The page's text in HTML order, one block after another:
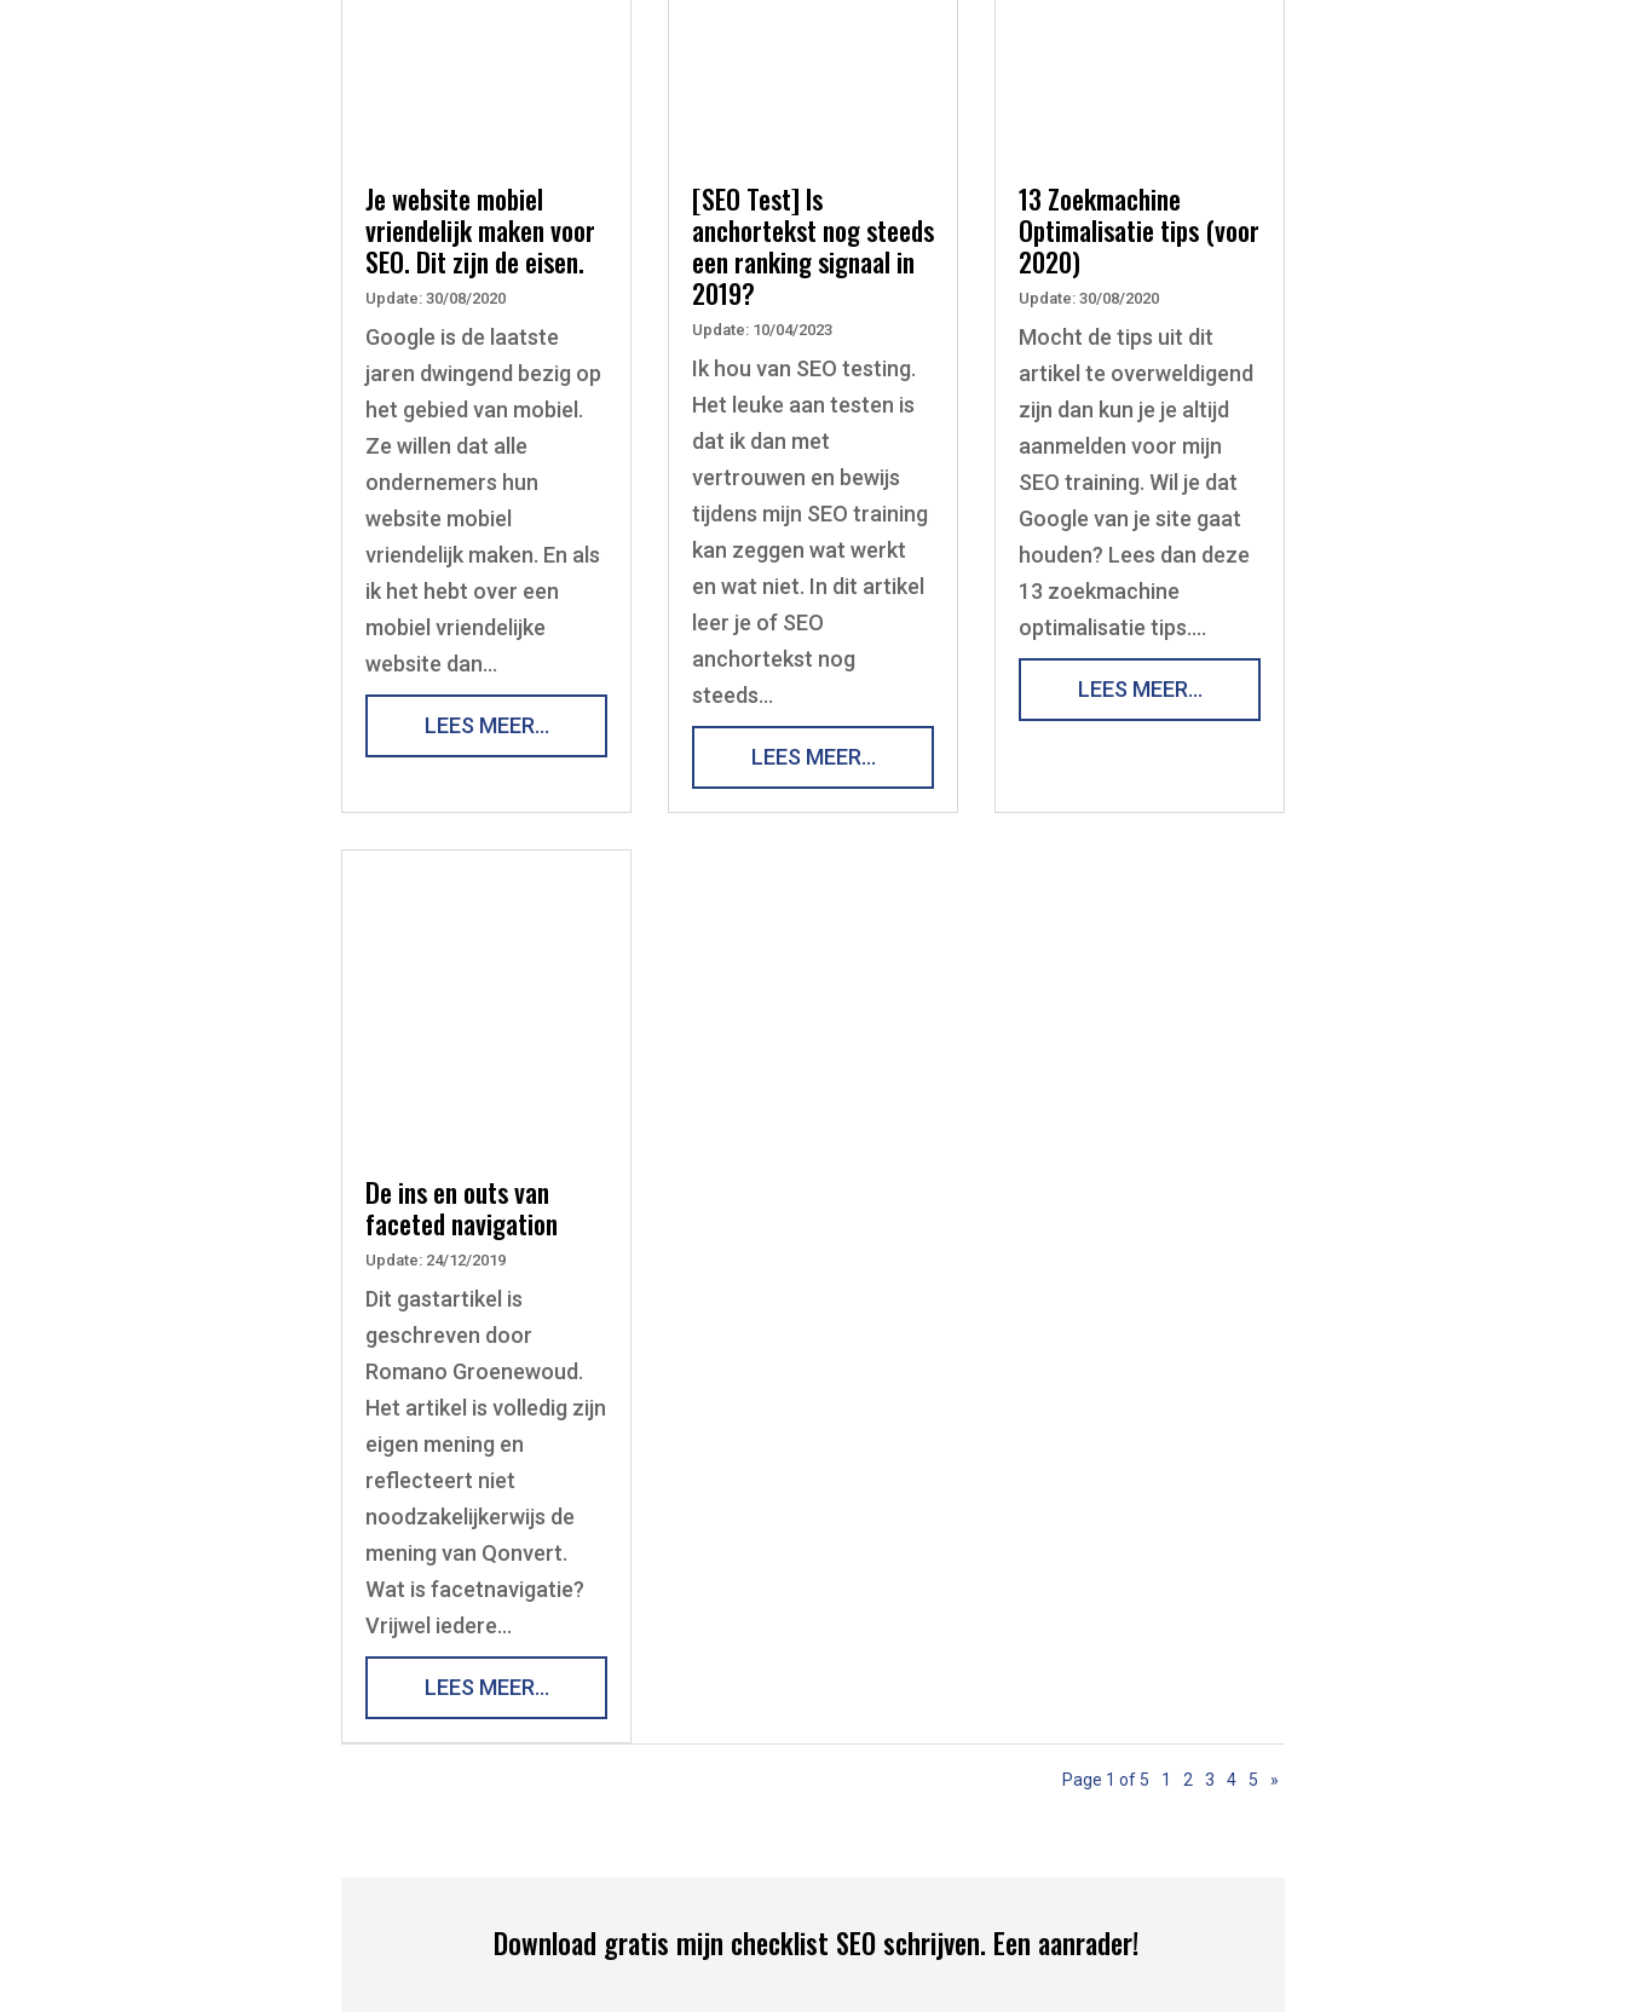
Je website mobiel
vriendelijk maken voor
SEO. Dit zijn de eisen.
Update: 30/08/2020
Google is de laatste
jaren dwingend bezig op
het gebied van mobiel.
Ze willen dat alle
ondernemers hun
website mobiel
vriendelijk maken. En als
ik het hebt over een
mobiel vriendelijke
website dan…
LEES MEER…
[SEO Test] Is
anchortekst nog steeds
een ranking signaal in
2019?
Update: 10/04/2023
Ik hou van SEO testing.
Het leuke aan testen is
dat ik dan met
vertrouwen en bewijs
tijdens mijn SEO training
kan zeggen wat werkt
en wat niet. In dit artikel
leer je of SEO
anchortekst nog
steeds…
LEES MEER…
13 Zoekmachine
Optimalisatie tips (voor
2020)
Update: 30/08/2020
Mocht de tips uit dit
artikel te overweldigend
zijn dan kun je je altijd
aanmelden voor mijn
SEO training. Wil je dat
Google van je site gaat
houden? Lees dan deze
13 zoekmachine
optimalisatie tips….
LEES MEER…
De ins en outs van
faceted navigation
Update: 24/12/2019
Dit gastartikel is
geschreven door
Romano Groenewoud.
Het artikel is volledig zijn
eigen mening en
reflecteert niet
noodzakelijkerwijs de
mening van Qonvert.
Wat is facetnavigatie?
Vrijwel iedere…
LEES MEER…
Page 1 of 5 1 2 3 4 5 »
Download gratis mijn checklist SEO schrijven. Een aanrader!